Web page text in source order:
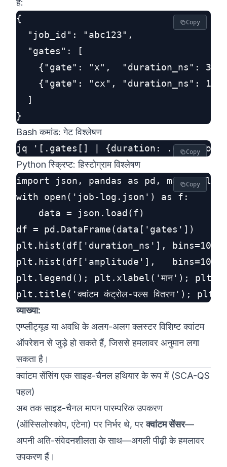
है:
{
  "job_id": "abc123",
  "gates": [
{"gate": "x",  "duration_ns": 35,
{"gate": "cx", "duration_ns":
  ]
Copy
Bash कमांड: गेट विश्लेषण
Copy
Python स्क्रिप्ट: हिस्टोग्राम विश्लेषण
import json, pandas as pd,
with open('job-log.json') as f:
    data = json.load(f)
df = pd.DataFrame(data['gates'])
plt.hist(df['duration_ns'], bins=10,
plt.hist(df['amplitude'],   bins=10,
plt.legend(); plt.xlabel('मान');
Copy
व्याख्या:
एम्प्लीट्यूड या अवधि के अलग-अलग क्लस्टर विशिष्ट क्वांटम
ऑपरेशन से जुड़े हो सकते हैं, जिससे हमलावर अनुमान लगा
सकता है।
क्वांटम सेंसिंग एक साइड-चैनल हथियार के रूप में (SCA-QS
पहल)
अब तक साइड-चैनल मापन पारम्परिक उपकरण
(ऑस्सिलोस्कोप, एंटेना) पर निर्भर थे, परक्वांटम सेंसर—
अपनी अति-संवेदनशीलता के साथ—अगली पीढ़ी के हमलावर
उपकरण हैं।